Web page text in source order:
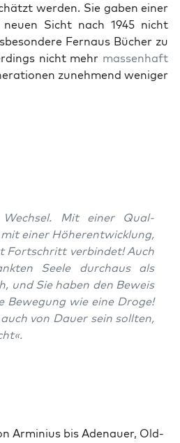
wer­den. Sie gaben ein­er
Sicht nach 1945 nicht
Fer­naus Büch­er zu
nicht mehr massen­haft
zunehmend weniger
Mit ein­er Qual­
ein­er Höher­en­twick­lung,
Fortschritt verbindet! Auch
Seele dur­chaus als
und Sie haben den Beweis
Bewe­gung wie eine Droge!
von Dauer sein soll­ten,
Arminius bis Ade­nauer, Old­